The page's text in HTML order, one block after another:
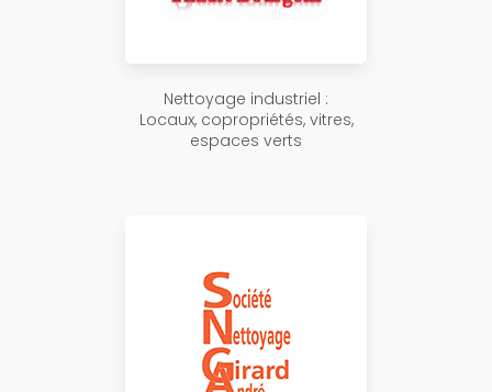
Nettoyage industriel :
Locaux, copropriétés, vitres,
espaces verts